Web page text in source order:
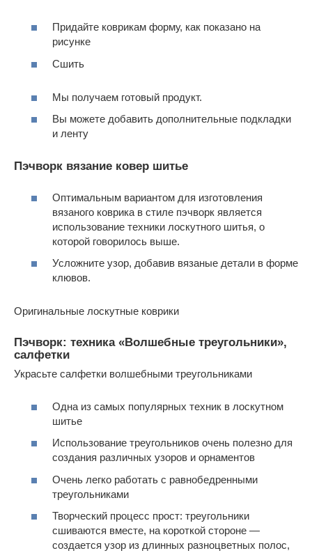
Придайте коврикам форму, как показано на
рисунке
Сшить
Мы получаем готовый продукт.
Вы можете добавить дополнительные подкладки
и ленту
Пэчворк вязание ковер шитье
Оптимальным вариантом для изготовления
вязаного коврика в стиле пэчворк является
использование техники лоскутного шитья, о
которой говорилось выше.
Усложните узор, добавив вязаные детали в форме
клювов.
Оригинальные лоскутные коврики
Пэчворк: техника «Волшебные треугольники»,
салфетки
Украсьте салфетки волшебными треугольниками
Одна из самых популярных техник в лоскутном
шитье
Использование треугольников очень полезно для
создания различных узоров и орнаментов
Очень легко работать с равнобедренными
треугольниками
Творческий процесс прост: треугольники
сшиваются вместе, на короткой стороне —
создается узор из длинных разноцветных полос,